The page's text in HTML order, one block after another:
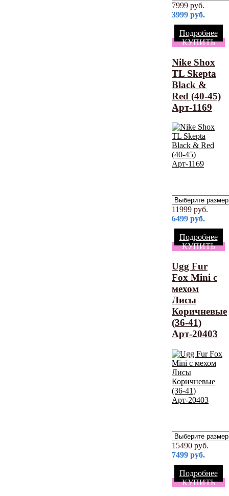
7999 руб.
3999 руб.
Подробнее
КУПИТЬ
Nike Shox
TL Skepta
Black &
Red (40-45)
Арт-1169
11999 руб.
6499 руб.
Подробнее
КУПИТЬ
Ugg Fur
Fox Mini с
мехом
Лисы
Коричневые
(36-41)
Арт-20403
15490 руб.
7499 руб.
Подробнее
КУПИТЬ